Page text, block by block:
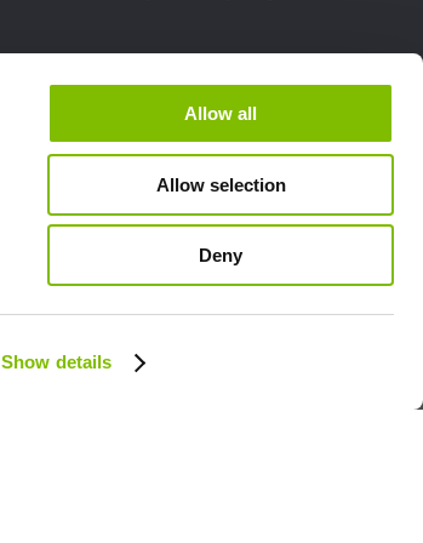
Show details
Allow all
Allow selection
Deny